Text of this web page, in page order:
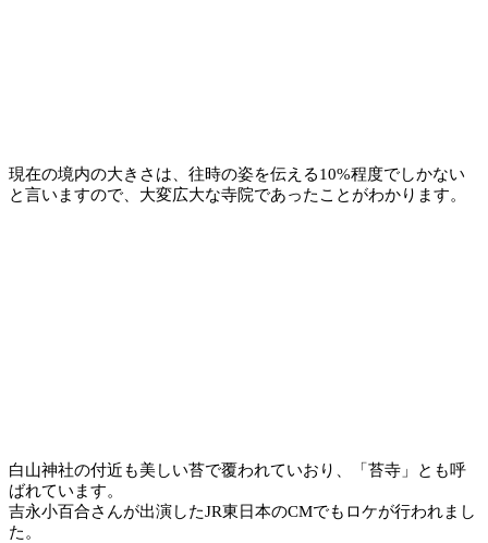
現在の境内の大きさは、往時の姿を伝える10%程度でしかない
と言いますので、大変広大な寺院であったことがわかります。
白山神社の付近も美しい苔で覆われていおり、「苔寺」とも呼
ばれています。
吉永小百合さんが出演したJR東日本のCMでもロケが行われまし
た。